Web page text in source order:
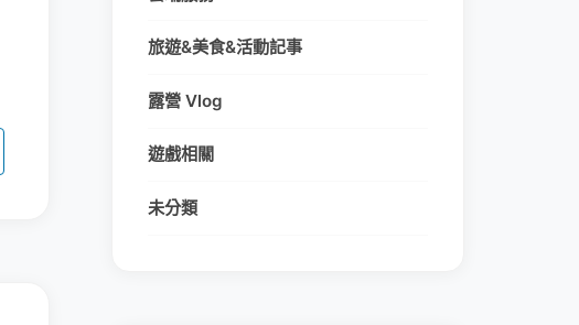
旅遊&美食&活動記事
露營 Vlog
遊戲相關
未分類